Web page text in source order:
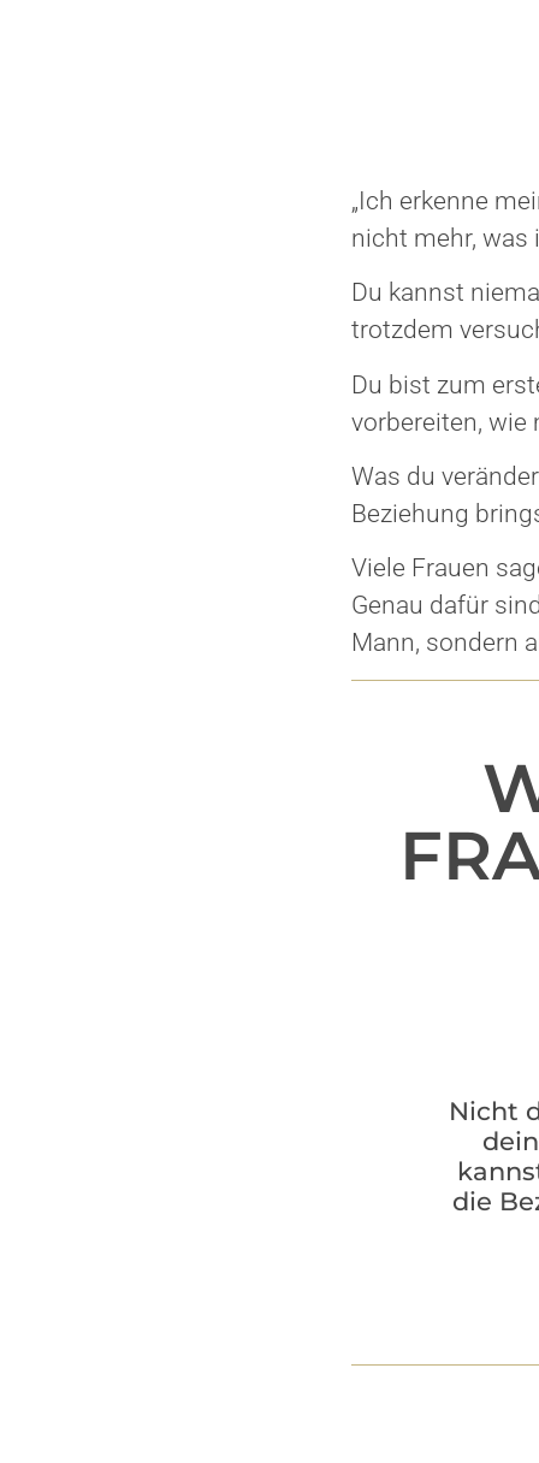
„Ich erkenne
nicht mehr, was
Du kannst
trotzdem
Du bist zum
vorbereiten, wie
Was du
Beziehung
Viele Frauen
Genau dafür
Mann, sondern
Nicht
die